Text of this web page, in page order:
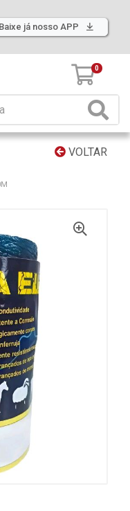
Baixe já nosso APP
0
VOLTAR